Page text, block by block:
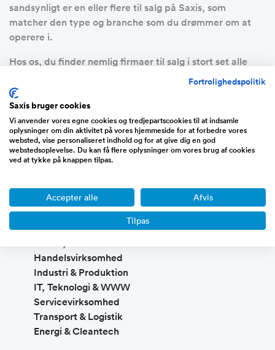
sandsynligt er en eller flere til salg på Saxis, som
matcher den type og branche som du drømmer om at
operere i.
Hos os, du finder nemlig firmaer til salg i stort set alle
brancher - eksempler herpå kan være en:
Transportvirksomhed, rengøringsfirma,
vognmandsforretning, vognmandsfirma, smykke
webshop, It servicevirksomhed websites,
entreprenørfirma, tøj webshop, dropshipping webshop,
restaurant, pølsevogn, frisørvirksomhed, IT virksomhed
og vinduespudser forretning som sælges på Saxis.
Vi har kategoriseret brancherne i følgende overordnede
kategorier:
Bygge & anlæg
Handelsvirksomhed
Industri & Produktion
IT, Teknologi & WWW
Servicevirksomhed
Transport & Logistik
Energi & Cleantech
Fortrolighedspolitik
Saxis bruger cookies
Vi anvender vores egne cookies og tredjepartscookies til at indsamle
oplysninger om din aktivitet på vores hjemmeside for at forbedre vores
websted, vise personaliseret indhold og for at give dig en god
webstedsoplevelse. Du kan få flere oplysninger om vores brug af cookies
ved at tykke på knappen tilpas.
Accepter alle Afvis
Tilpas